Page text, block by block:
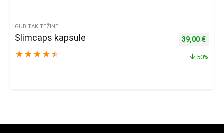
GUBITAK TEŽINE
Slimcaps kapsule
★ ★ ★ ★ ★
Izvorna
39,00 €
50%